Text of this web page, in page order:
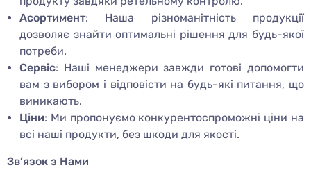
Асортимент: Наша різноманітність продукції
дозволяє знайти оптимальні рішення для будь-якої
потреби.
Сервіс: Наші менеджери завжди готові допомогти
вам з вибором і відповісти на будь-які питання, що
виникають.
Ціни: Ми пропонуємо конкурентоспроможні ціни на
всі наші продукти, без шкоди для якості.
Зв’язок з Нами